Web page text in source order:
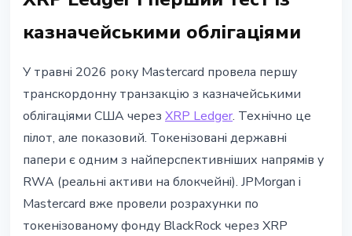
казначейськими облігаціями
У травні 2026 року Mastercard провела першу
транскордонну транзакцію з казначейськими
облігаціями США через XRP Ledger. Технічно це
пілот, але показовий. Токенізовані державні
папери є одним з найперспективніших напрямів у
RWA (реальні активи на блокчейні). JPMorgan і
Mastercard вже провели розрахунки по
токенізованому фонду BlackRock через XRP